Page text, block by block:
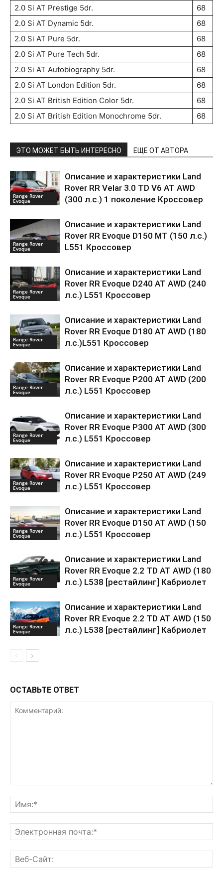
2.0 Si AT Prestige 5dr.
68
2.0 Si AT Dynamic 5dr.
68
2.0 Si AT Pure 5dr.
68
2.0 Si AT Pure Tech 5dr.
68
2.0 Si AT Autobiography 5dr.
68
2.0 Si AT London Edition 5dr.
68
2.0 Si AT British Edition Color 5dr.
68
2.0 Si AT British Edition Monochrome 5dr.
68
ЭТО МОЖЕТ БЫТЬ ИНТЕРЕСНО ЕЩЕ ОТ АВТОРА
Range Rover
Evoque
Описание и характеристики Land
Rover RR Velar 3.0 TD V6 AT AWD
(300 л.с.) 1 поколение Кроссовер
Range Rover
Evoque
Описание и характеристики Land
Rover RR Evoque D150 MT (150 л.с.)
L551 Кроссовер
Range Rover
Evoque
Описание и характеристики Land
Rover RR Evoque D240 AT AWD (240
л.с.) L551 Кроссовер
Range Rover
Evoque
Описание и характеристики Land
Rover RR Evoque D180 AT AWD (180
л.с.)L551 Кроссовер
Range Rover
Evoque
Описание и характеристики Land
Rover RR Evoque P200 AT AWD (200
л.с.) L551 Кроссовер
Range Rover
Evoque
Описание и характеристики Land
Rover RR Evoque P300 AT AWD (300
л.с.) L551 Кроссовер
Range Rover
Evoque
Описание и характеристики Land
Rover RR Evoque P250 AT AWD (249
л.с.) L551 Кроссовер
Range Rover
Evoque
Описание и характеристики Land
Rover RR Evoque D150 AT AWD (150
л.с.) L551 Кроссовер
Range Rover
Evoque
Описание и характеристики Land
Rover RR Evoque 2.2 TD AT AWD (180
л.с.) L538 [рестайлинг] Кабриолет
Range Rover
Evoque
Описание и характеристики Land
Rover RR Evoque 2.2 TD AT AWD (150
л.с.) L538 [рестайлинг] Кабриолет
ОСТАВЬТЕ ОТВЕТ